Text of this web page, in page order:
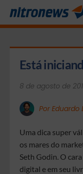
Está
8 de agosto de
Por Eduardo
Uma dica super
os mares do
Seth Godin. O
digital e em seu